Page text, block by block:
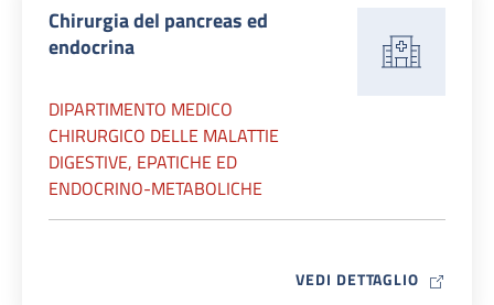
Chirurgia del pancreas ed
endocrina
DIPARTIMENTO MEDICO
CHIRURGICO DELLE MALATTIE
DIGESTIVE, EPATICHE ED
ENDOCRINO-METABOLICHE
VEDI DETTAGLIO MAP ICON